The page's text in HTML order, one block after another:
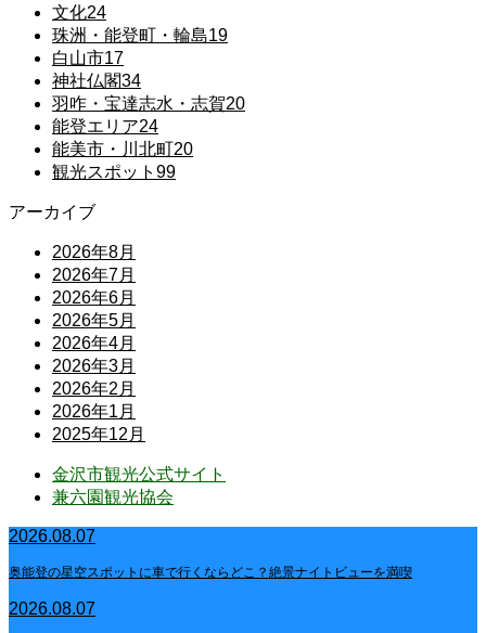
文化24
珠洲・能登町・輪島19
白山市17
神社仏閣34
羽咋・宝達志水・志賀20
能登エリア24
能美市・川北町20
観光スポット 99
アーカイブ
2026年8月
2026年7月
2026年6月
2026年5月
2026年4月
2026年3月
2026年2月
2026年1月
2025年12月
金沢市観光公式サイト
兼六園観光協会
2026.08.07
奥能登の星空スポットに車で行くならどこ？絶景ナイトビューを満喫
2026.08.07